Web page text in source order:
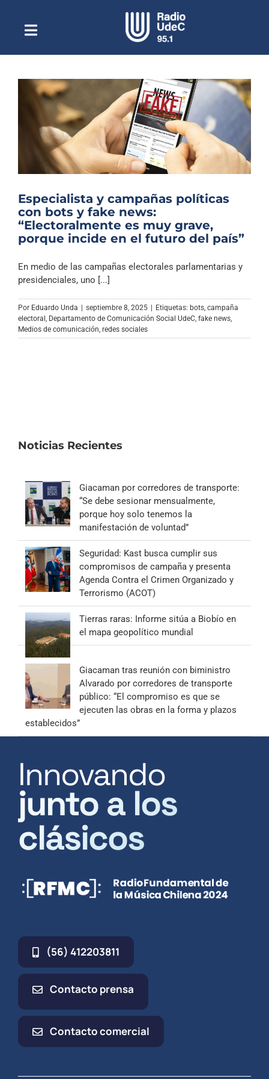
contenidoToggle
NavigationEscuchar Radio UdeC en vivo
Quiénes Somos
Programación
Podcast
Noticias
Columnas
Música Clásica
Archivo Sonoro
Especialista y campañas políticas
con bots y fake news:
“Electoralmente es muy grave,
porque incide en el futuro del país”
En medio de las campañas electorales parlamentarias y
presidenciales, uno [...]
Por Eduardo Unda | septiembre 8, 2025 | Etiquetas: bots campaña
electoral Departamento de Comunicación Social UdeC fake news
Medios de comunicación redes sociales
Noticias Recientes
Giacaman por corredores de transporte:
“Se debe sesionar mensualmente,
porque hoy solo tenemos la
manifestación de voluntad”
Seguridad: Kast busca cumplir sus
compromisos de campaña y presenta
Agenda Contra el Crimen Organizado y
Terrorismo (ACOT)
Tierras raras: Informe sitúa a Biobío en
el mapa geopolítico mundial
Giacaman tras reunión con biministro
Alvarado por corredores de transporte
público: “El compromiso es que se
ejecuten las obras en la forma y plazos
establecidos”
Innovando
junto a los
clásicos
(56) 412203811
Contacto prensa
Contacto comercial